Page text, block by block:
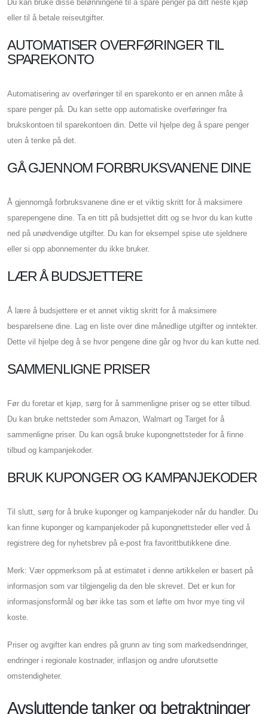
Du kan bruke disse belønningene til å spare penger på ditt neste kjøp
eller til å betale reiseutgifter.
AUTOMATISER OVERFØRINGER TIL
SPAREKONTO
Automatisering av overføringer til en sparekonto er en annen måte å
spare penger på. Du kan sette opp automatiske overføringer fra
brukskontoen til sparekontoen din. Dette vil hjelpe deg å spare penger
uten å tenke på det.
GÅ GJENNOM FORBRUKSVANENE DINE
Å gjennomgå forbruksvanene dine er et viktig skritt for å maksimere
sparepengene dine. Ta en titt på budsjettet ditt og se hvor du kan kutte
ned på unødvendige utgifter. Du kan for eksempel spise ute sjeldnere
eller si opp abonnementer du ikke bruker.
LÆR Å BUDSJETTERE
Å lære å budsjettere er et annet viktig skritt for å maksimere
besparelsene dine. Lag en liste over dine månedlige utgifter og inntekter.
Dette vil hjelpe deg å se hvor pengene dine går og hvor du kan kutte ned.
SAMMENLIGNE PRISER
Før du foretar et kjøp, sørg for å sammenligne priser og se etter tilbud.
Du kan bruke nettsteder som Amazon, Walmart og Target for å
sammenligne priser. Du kan også bruke kupongnettsteder for å finne
tilbud og kampanjekoder.
BRUK KUPONGER OG KAMPANJEKODER
Til slutt, sørg for å bruke kuponger og kampanjekoder når du handler. Du
kan finne kuponger og kampanjekoder på kupongnettsteder eller ved å
registrere deg for nyhetsbrev på e-post fra favorittbutikkene dine.
Merk: Vær oppmerksom på at estimatet i denne artikkelen er basert på
informasjon som var tilgjengelig da den ble skrevet. Det er kun for
informasjonsformål og bør ikke tas som et løfte om hvor mye ting vil
koste.
Priser og avgifter kan endres på grunn av ting som markedsendringer,
endringer i regionale kostnader, inflasjon og andre uforutsette
omstendigheter.
Avsluttende tanker og betraktninger